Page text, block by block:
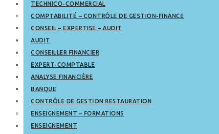
TECHNICO-COMMERCIAL
COMPTABILITÉ – CONTRÔLE DE GESTION-FINANCE
CONSEIL – EXPERTISE – AUDIT
AUDIT
CONSEILLER FINANCIER
EXPERT-COMPTABLE
ANALYSE FINANCIÈRE
BANQUE
CONTRÔLE DE GESTION RESTAURATION
ENSEIGNEMENT – FORMATIONS
ENSEIGNEMENT